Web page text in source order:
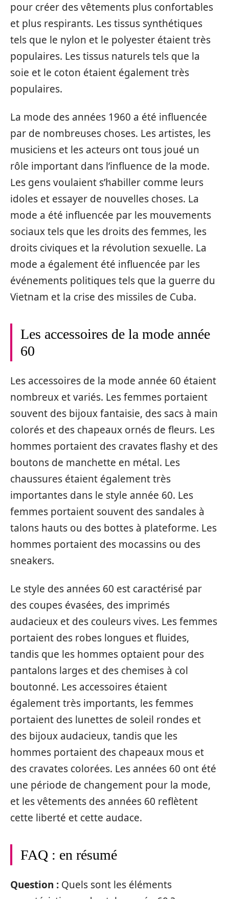
pour créer des vêtements plus confortables
et plus respirants. Les tissus synthétiques
tels que le nylon et le polyester étaient très
populaires. Les tissus naturels tels que la
soie et le coton étaient également très
populaires.
La mode des années 1960 a été influencée
par de nombreuses choses. Les artistes, les
musiciens et les acteurs ont tous joué un
rôle important dans l’influence de la mode.
Les gens voulaient s’habiller comme leurs
idoles et essayer de nouvelles choses. La
mode a été influencée par les mouvements
sociaux tels que les droits des femmes, les
droits civiques et la révolution sexuelle. La
mode a également été influencée par les
événements politiques tels que la guerre du
Vietnam et la crise des missiles de Cuba.
Les accessoires de la mode année
60
Les accessoires de la mode année 60 étaient
nombreux et variés. Les femmes portaient
souvent des bijoux fantaisie, des sacs à main
colorés et des chapeaux ornés de fleurs. Les
hommes portaient des cravates flashy et des
boutons de manchette en métal. Les
chaussures étaient également très
importantes dans le style année 60. Les
femmes portaient souvent des sandales à
talons hauts ou des bottes à plateforme. Les
hommes portaient des mocassins ou des
sneakers.
Le style des années 60 est caractérisé par
des coupes évasées, des imprimés
audacieux et des couleurs vives. Les femmes
portaient des robes longues et fluides,
tandis que les hommes optaient pour des
pantalons larges et des chemises à col
boutonné. Les accessoires étaient
également très importants, les femmes
portaient des lunettes de soleil rondes et
des bijoux audacieux, tandis que les
hommes portaient des chapeaux mous et
des cravates colorées. Les années 60 ont été
une période de changement pour la mode,
et les vêtements des années 60 reflètent
cette liberté et cette audace.
FAQ : en résumé
Question : Quels sont les éléments